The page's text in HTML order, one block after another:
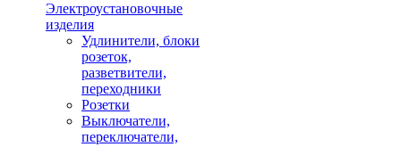
Электроустановочные
изделия
Удлинители, блоки
розеток,
разветвители,
переходники
Розетки
Выключатели,
переключатели,